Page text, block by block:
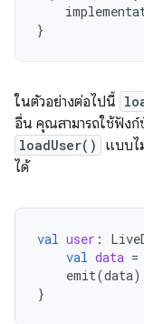
}
ในตัวอย่างต่อไปนี้
อื่น คุณสามารถใช้ฟังก์
loadUser() แบบไ
ได้
val user :
val data =
emit(data)
}